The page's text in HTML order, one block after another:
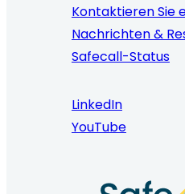
Kontaktieren Sie
Nachrichten &
Safecall-Status
LinkedIn
YouTube